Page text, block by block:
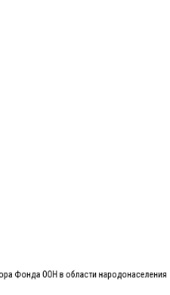
Фонда ООН в области народонаселения